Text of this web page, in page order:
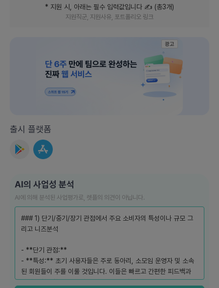
* 지원 시, 아래는 필수 입력값입니다 ✍️ (총3개)
지원직군, 지원사유, 포트폴리오 링크
광고
출시 플랫폼
AI의 사업성 분석
AI에 의해 분석된 사업평가로, 렛플의 의견이 아닙니다.
### 1) 단기/중기/장기 관점에서 주요 소비자의 특성이나 규모 그
리고 니즈분석
- **단기 관점:**
- **특성:** 초기 사용자들은 주로 동아리, 소모임 운영자 및 소속
된 회원들이 주를 이룰 것입니다. 이들은 빠르고 간편한 피드백과
공지를 확인할 수 있는 솔루션을 필요로 합니다.